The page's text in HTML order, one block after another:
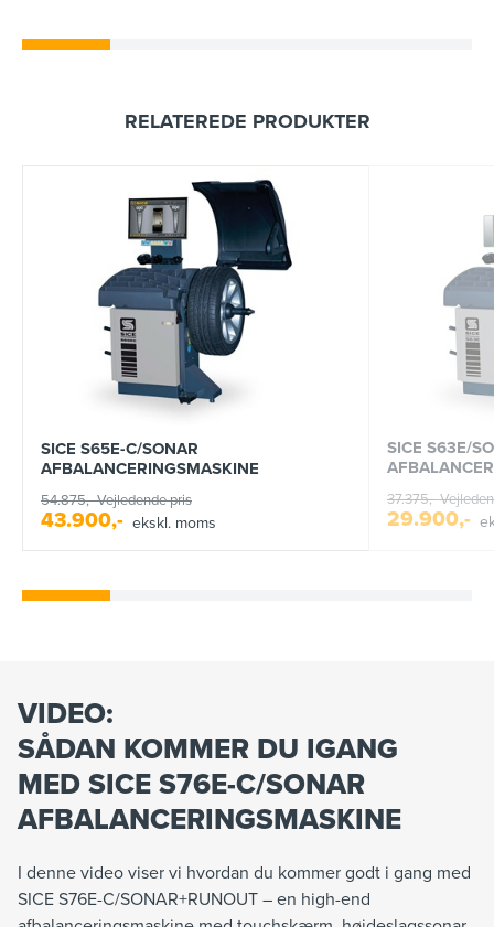
RELATEREDE PRODUKTER
SICE S65E-C/SONAR
AFBALANCERINGSMASKINE
54.875,-Vejledende pris
43.900,- ekskl. moms
SICE S63E/
37.375,-
29.900,-
VIDEO:
SÅDAN KOMMER DU IGANG
MED SICE S76E-C/SONAR
AFBALANCERINGSMASKINE
I denne video viser vi hvordan du kommer godt i gang med
SICE S76E-C/SONAR+RUNOUT – en high-end